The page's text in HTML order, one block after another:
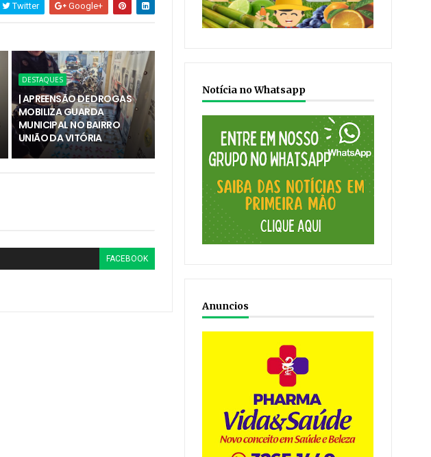
Twitter Google+
DESTAQUES
| APREENSÃO DE DROGAS
MOBILIZA GUARDA
MUNICIPAL NO BAIRRO
UNIÃO DA VITÓRIA
FACEBOOK
Notícia no Whatsapp
Anuncios